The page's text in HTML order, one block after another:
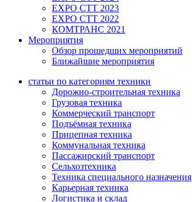
EXPO CTT 2023
EXPO CTT 2022
КОМТРАНС 2021
Мероприятия
Обзор прошедших мероприятий
Ближайшие мероприятия
статьи по категориям техники
Дорожно-строительная техника
Грузовая техника
Коммерческий транспорт
Подъёмная техника
Прицепная техника
Коммунальная техника
Пассажирский транспорт
Сельхозтехника
Техника специального назначения
Карьерная техника
Логистика и склад